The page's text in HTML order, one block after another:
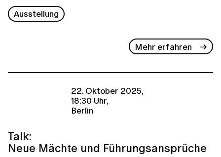
Ausstellung
Mehr erfahren
22. Oktober 2025,
18:30 Uhr,
Berlin
Talk:
Neue Mächte und Führungsansprüche